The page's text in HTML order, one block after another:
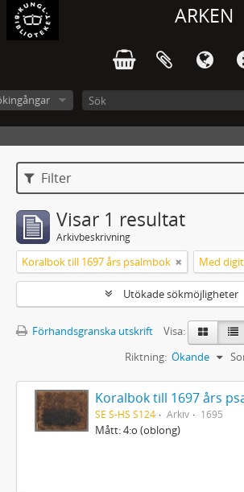
ARKEN
Filter
Visar 1 resultat
Arkivbeskrivning
Koralbok till 1697 års psalmbok Med
Utökade sökmöjligheter
Förhandsgranska utskrift
Visa:
Riktning: Ökande
Koralbok till 1697 års
SE S-HS S124 Arkiv 1695
Mått: 4:o (oblong)